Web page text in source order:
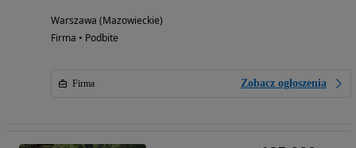
Warszawa (Mazowieckie)
Firma • Podbite
Firma Zobacz ogłoszenia